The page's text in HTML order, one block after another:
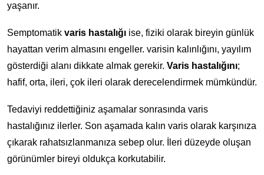
yaşanır.
Semptomatik varis hastalığı ise, fiziki olarak bireyin günlük
hayattan verim almasını engeller. varisin kalınlığını, yayılım
gösterdiği alanı dikkate almak gerekir. Varis hastalığını;
hafif, orta, ileri, çok ileri olarak derecelendirmek mümkündür.
Tedaviyi reddettiğiniz aşamalar sonrasında varis
hastalığınız ilerler. Son aşamada kalın varis olarak karşınıza
çıkarak rahatsızlanmanıza sebep olur. İleri düzeyde oluşan
görünümler bireyi oldukça korkutabilir.